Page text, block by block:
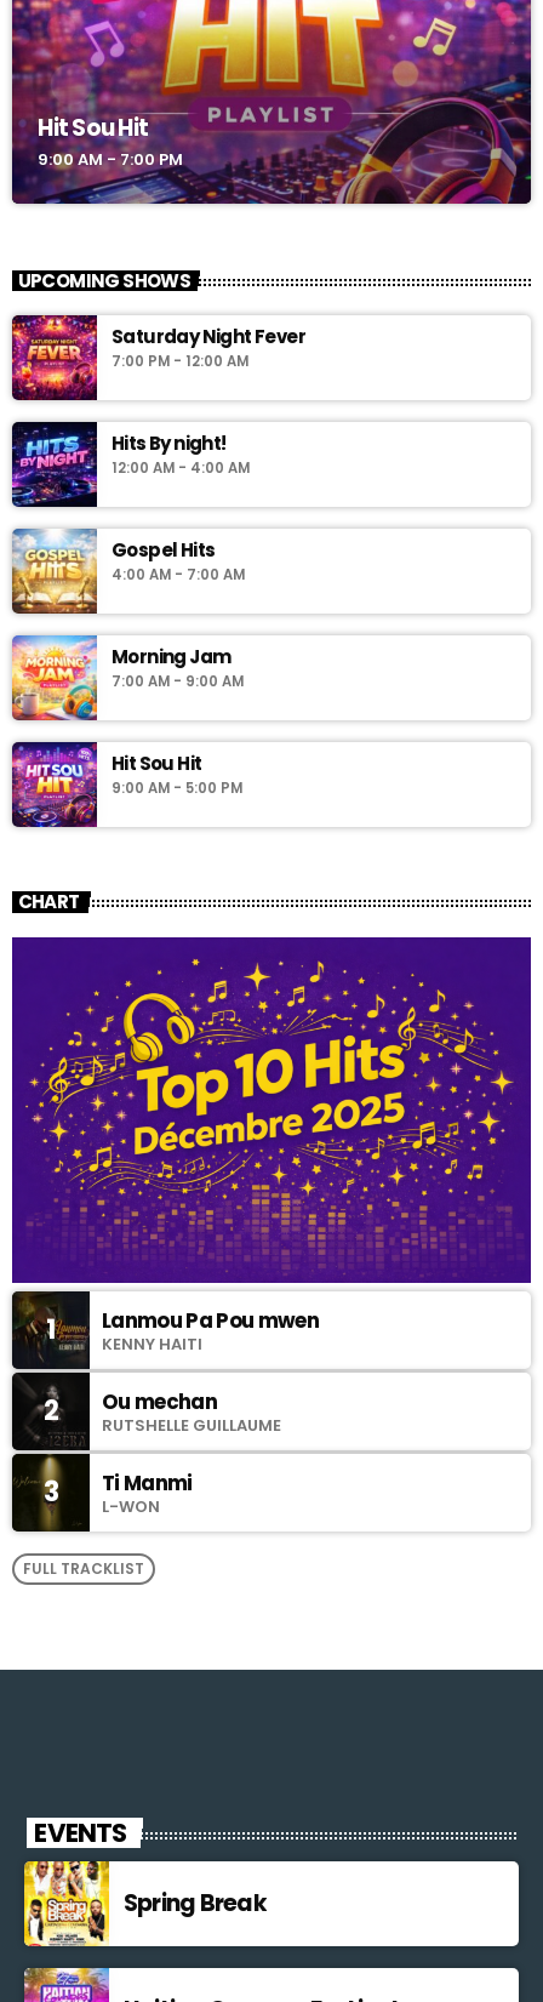
Hit Sou Hit
9:00 AM - 7:00 PM
UPCOMING SHOWS
Saturday Night Fever
7:00 PM - 12:00 AM
Hits By night!
12:00 AM - 4:00 AM
Gospel Hits
4:00 AM - 7:00 AM
Morning Jam
7:00 AM - 9:00 AM
Hit Sou Hit
9:00 AM - 5:00 PM
CHART
1 Lanmou Pa Pou mwen
KENNY HAITI
2 Ou mechan
RUTSHELLE GUILLAUME
3 Ti Manmi
L-WON
FULL TRACKLIST
EVENTS
Spring Break